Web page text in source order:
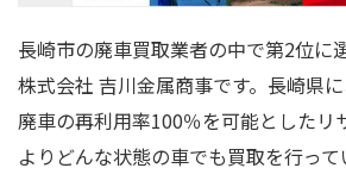
長崎市の廃車買取業者の中で第2位に
株式会社 吉川金属商事です。長崎県
廃車の再利用率100％を可能としたリ
よりどんな状態の車でも買取を行って